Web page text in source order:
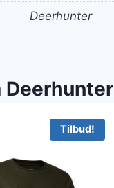
Deerhunter
Deerhunter
Tilbud!